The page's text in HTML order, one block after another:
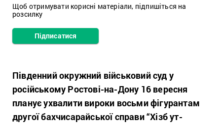
Щоб отримувати корисні матеріали, підпишіться на
розсилку
Підписатися
Південний окружний військовий суд у
російському Ростові-на-Дону 16 вересня
планує ухвалити вироки восьми фігурантам
другої бахчисарайської справи “Хізб ут-